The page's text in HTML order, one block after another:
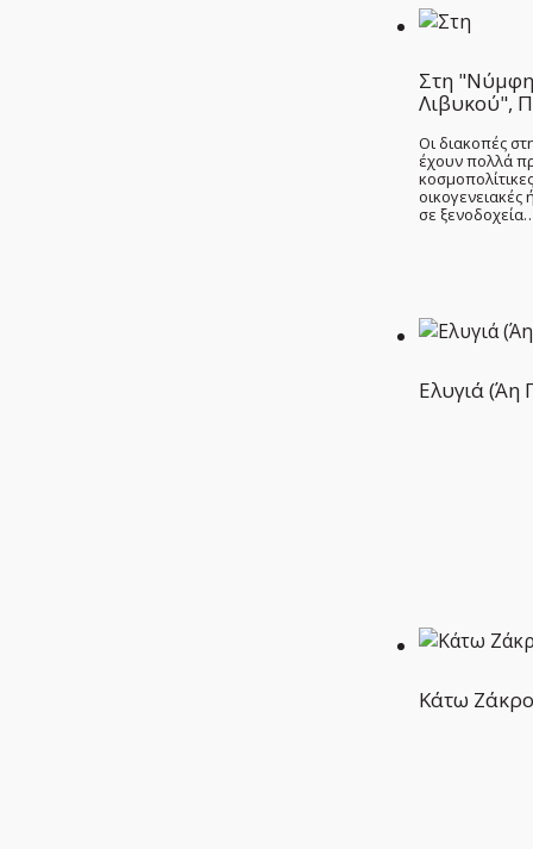
Στη
Λιβυκού",
Οι διακοπές
έχουν πολλά
οικογενειακές
σε
Ελυγιά (Άη
Κάτω